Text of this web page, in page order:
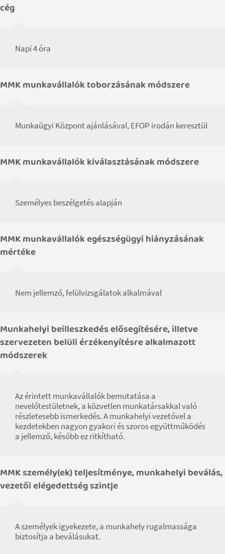
cég
Napi 4 óra
MMK munkavállalók toborzásának módszere
Munkaügyi Központ ajánlásával, EFOP irodán keresztül
MMK munkavállalók kiválasztásának módszere
Személyes beszélgetés alapján
MMK munkavállalók egészségügyi hiányzásának
mértéke
Nem jellemző, felülvizsgálatok alkalmával
Munkahelyi beilleszkedés elősegítésére, illetve
szervezeten belüli érzékenyítésre alkalmazott
módszerek
Az érintett munkavállalók bemutatása a
nevelőtestületnek, a közvetlen munkatársakkal való
részletesebb ismerkedés. A munkahelyi vezetővel a
kezdetekben nagyon gyakori és szoros együttműködés
a jellemző, később ez ritkítható.
MMK személy(ek) teljesítménye, munkahelyi beválás,
vezetői elégedettség szintje
A személyek igyekezete, a munkahely rugalmassága
biztosítja a beválásukat.